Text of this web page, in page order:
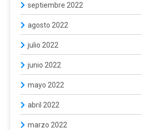
septiembre 2022
agosto 2022
julio 2022
junio 2022
mayo 2022
abril 2022
marzo 2022